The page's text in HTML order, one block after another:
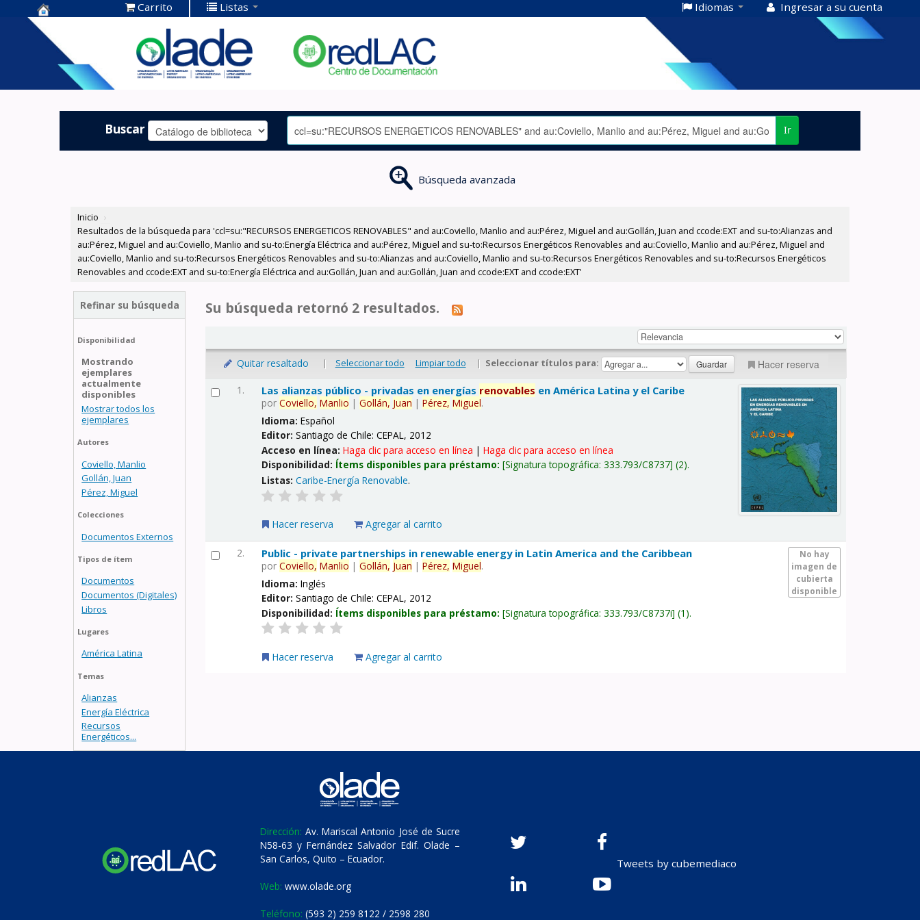
Centro de
Documentación
OLADE -
Carrito Listas Idiomas Ingresar a su cuenta
Buscar Ir
Búsqueda avanzada
Inicio ›
Resultados de la búsqueda para 'ccl=su:"RECURSOS ENERGETICOS RENOVABLES" and au:Coviello, Manlio and au:Pérez, Miguel and au:Gollán, Juan and ccode:EXT and su-to:Alianzas and
au:Pérez, Miguel and au:Coviello, Manlio and su-to:Energía Eléctrica and au:Pérez, Miguel and su-to:Recursos Energéticos Renovables and au:Coviello, Manlio and au:Pérez, Miguel and
au:Coviello, Manlio and su-to:Recursos Energéticos Renovables and su-to:Alianzas and au:Coviello, Manlio and su-to:Recursos Energéticos Renovables and su-to:Recursos Energéticos
Renovables and ccode:EXT and su-to:Energía Eléctrica and au:Gollán, Juan and au:Gollán, Juan and ccode:EXT and ccode:EXT'
Refinar su búsqueda
Disponibilidad
Mostrando
ejemplares
actualmente
disponibles
Mostrar todos los
ejemplares
Autores
Coviello, Manlio
Gollán, Juan
Pérez, Miguel
Colecciones
Documentos Externos
Tipos de ítem
Documentos
Documentos (Digitales)
Libros
Lugares
América Latina
Temas
Alianzas
Energía Eléctrica
Recursos
Energéticos...
Su búsqueda retornó 2 resultados.
Quitar resaltado | Seleccionar todo Limpiar todo | Seleccionar títulos para: Hacer reserva
1. Las alianzas público - privadas en energías renovables en América Latina y el Caribe
porCoviello, Manlio |Gollán, Juan |Pérez, Miguel.
Idioma:Español
Editor:Santiago de Chile: CEPAL, 2012
Acceso en línea:Haga clic para acceso en línea |Haga clic para acceso en línea
Disponibilidad: Ítems disponibles para préstamo: Signatura topográfica:333.793/C8737 (2).
Listas: Caribe-Energía Renovable.
Hacer reserva Agregar al carrito
2.
No hay
imagen de
cubierta
disponible
Public - private partnerships in renewable energy in Latin America and the Caribbean
porCoviello, Manlio |Gollán, Juan |Pérez, Miguel.
Idioma:Inglés
Editor:Santiago de Chile: CEPAL, 2012
Disponibilidad: Ítems disponibles para préstamo: Signatura topográfica:333.793/C8737i (1).
Hacer reserva Agregar al carrito
Dirección: Av. Mariscal Antonio José de Sucre
N58-63 y Fernández Salvador Edif. Olade –
San Carlos, Quito – Ecuador.
Web: www.olade.org
Teléfono: (593 2) 259 8122 / 2598 280
Tweets by cubemediaco